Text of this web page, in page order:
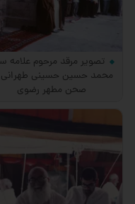
تصویر مرقد مرحوم علامه
محمد حسین حسینی طهرانی
صحن مطهر رضوی